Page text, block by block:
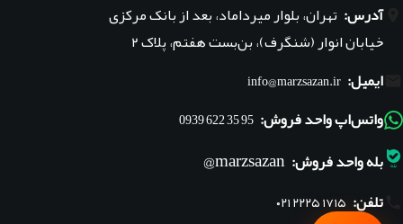
آدرس: تهران، بلوار میرداماد، بعد از بانک مرکزی
خیابان انوار (شنگرف)، بن‌بست هفتم، پلاک ۲
ایمیل: info@marzsazan.ir
واتس‌اپ واحد فروش: 95 35 622 0939
بله واحد فروش: marzsazan@
تلفن: ۰۲۱ ۲۲۲۵ ۱۷۱۵